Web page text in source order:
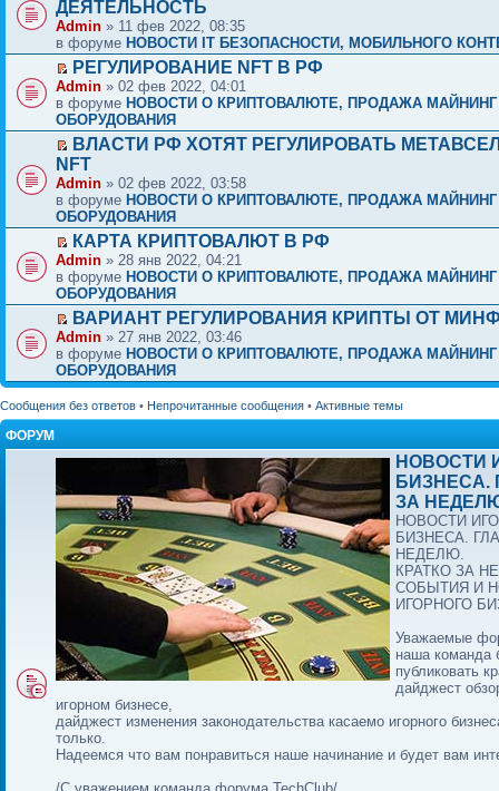
ДЕЯТЕЛЬНОСТЬ
Admin » 11 фев 2022, 08:35
в форуме НОВОСТИ IT БЕЗОПАСНОСТИ, МОБИЛЬНОГО
РЕГУЛИРОВАНИЕ NFT В РФ
Admin » 02 фев 2022, 04:01
в форуме НОВОСТИ О КРИПТОВАЛЮТЕ, ПРОДАЖА МАЙНИНГ
ОБОРУДОВАНИЯ
ВЛАСТИ РФ ХОТЯТ РЕГУЛИРОВАТЬ
NFT
Admin » 02 фев 2022, 03:58
в форуме НОВОСТИ О КРИПТОВАЛЮТЕ, ПРОДАЖА МАЙНИНГ
ОБОРУДОВАНИЯ
КАРТА КРИПТОВАЛЮТ В РФ
Admin » 28 янв 2022, 04:21
в форуме НОВОСТИ О КРИПТОВАЛЮТЕ, ПРОДАЖА МАЙНИНГ
ОБОРУДОВАНИЯ
ВАРИАНТ РЕГУЛИРОВАНИЯ КРИПТЫ ОТ
Admin » 27 янв 2022, 03:46
в форуме НОВОСТИ О КРИПТОВАЛЮТЕ, ПРОДАЖА МАЙНИНГ
ОБОРУДОВАНИЯ
Сообщения без ответов • Непрочитанные сообщения • Активные темы
ФОРУМ
НОВОСТИ
БИЗНЕСА.
ЗА
НОВОСТИ
БИЗНЕСА.
НЕДЕЛЮ.
КРАТКО ЗА
СОБЫТИЯ И
ИГОРНОГО
Уважаемые
наша команда
публиковать
дайджест
игорном бизнесе,
дайджест изменения законодательства касаемо игорного
только.
Надеемся что вам понравиться наше начинание и будет вам